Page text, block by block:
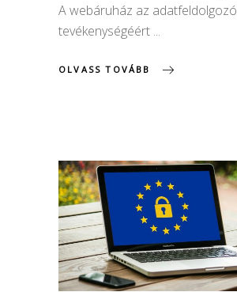
A webáruház az adatfeldolgozó
tevékenységéért
OLVASS TOVÁBB